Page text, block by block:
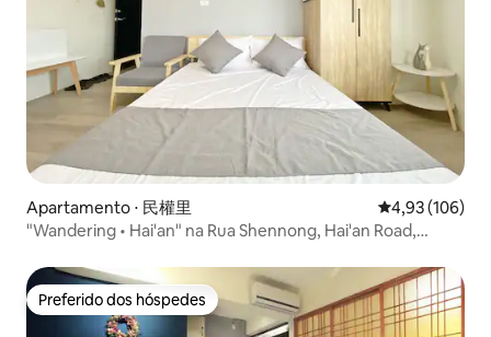
Apartamento ⋅ 民權里 4,93 de uma
4,93 (106)
"Wandering • Hai'an" na Rua Shennong, Hai'an Road,
apartamento mensal | Estação Ferroviária de Tainan |
Tainan
Preferido dos hóspedes
Preferido dos hóspedes